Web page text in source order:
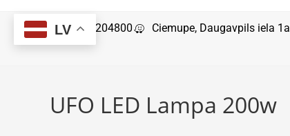
29204800 Ciemupe, Daugavpils iela 1a
UFO LED Lampa 200w
LV